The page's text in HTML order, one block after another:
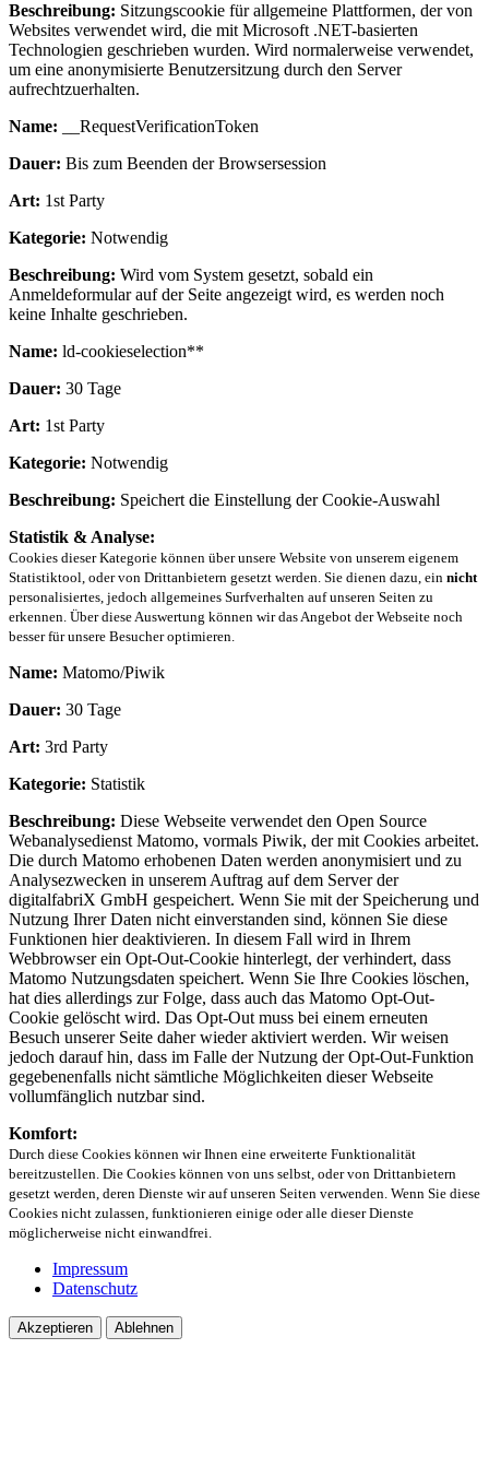
Beschreibung: Sitzungscookie für allgemeine Plattformen, der von
Websites verwendet wird, die mit Microsoft .NET-basierten
Technologien geschrieben wurden. Wird normalerweise verwendet,
um eine anonymisierte Benutzersitzung durch den Server
aufrechtzuerhalten.
Name: __RequestVerificationToken
Dauer: Bis zum Beenden der Browsersession
Art: 1st Party
Kategorie: Notwendig
Beschreibung: Wird vom System gesetzt, sobald ein
Anmeldeformular auf der Seite angezeigt wird, es werden noch
keine Inhalte geschrieben.
Name: ld-cookieselection**
Dauer: 30 Tage
Art: 1st Party
Kategorie: Notwendig
Beschreibung: Speichert die Einstellung der Cookie-Auswahl
Statistik & Analyse:
Cookies dieser Kategorie können über unsere Website von unserem eigenem
Statistiktool, oder von Drittanbietern gesetzt werden. Sie dienen dazu, ein nicht
personalisiertes, jedoch allgemeines Surfverhalten auf unseren Seiten zu
erkennen. Über diese Auswertung können wir das Angebot der Webseite noch
besser für unsere Besucher optimieren.
Name: Matomo/Piwik
Dauer: 30 Tage
Art: 3rd Party
Kategorie: Statistik
Beschreibung: Diese Webseite verwendet den Open Source
Webanalysedienst Matomo, vormals Piwik, der mit Cookies arbeitet.
Die durch Matomo erhobenen Daten werden anonymisiert und zu
Analysezwecken in unserem Auftrag auf dem Server der
digitalfabriX GmbH gespeichert. Wenn Sie mit der Speicherung und
Nutzung Ihrer Daten nicht einverstanden sind, können Sie diese
Funktionen hier deaktivieren. In diesem Fall wird in Ihrem
Webbrowser ein Opt-Out-Cookie hinterlegt, der verhindert, dass
Matomo Nutzungsdaten speichert. Wenn Sie Ihre Cookies löschen,
hat dies allerdings zur Folge, dass auch das Matomo Opt-Out-
Cookie gelöscht wird. Das Opt-Out muss bei einem erneuten
Besuch unserer Seite daher wieder aktiviert werden. Wir weisen
jedoch darauf hin, dass im Falle der Nutzung der Opt-Out-Funktion
gegebenenfalls nicht sämtliche Möglichkeiten dieser Webseite
vollumfänglich nutzbar sind.
Komfort:
Durch diese Cookies können wir Ihnen eine erweiterte Funktionalität
bereitzustellen. Die Cookies können von uns selbst, oder von Drittanbietern
gesetzt werden, deren Dienste wir auf unseren Seiten verwenden. Wenn Sie diese
Cookies nicht zulassen, funktionieren einige oder alle dieser Dienste
möglicherweise nicht einwandfrei.
Impressum
Datenschutz
Akzeptieren Ablehnen